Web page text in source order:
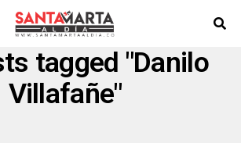
tagged "Danilo
Villafañe"